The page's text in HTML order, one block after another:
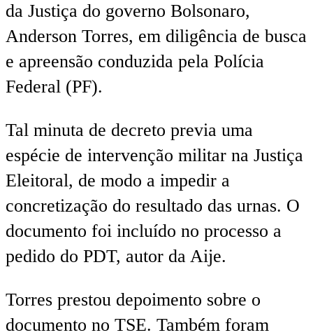
da Justiça do governo Bolsonaro,
Anderson Torres, em diligência de busca
e apreensão conduzida pela Polícia
Federal (PF).
Tal minuta de decreto previa uma
espécie de intervenção militar na Justiça
Eleitoral, de modo a impedir a
concretização do resultado das urnas. O
documento foi incluído no processo a
pedido do PDT, autor da Aije.
Torres prestou depoimento sobre o
documento no TSE. Também foram